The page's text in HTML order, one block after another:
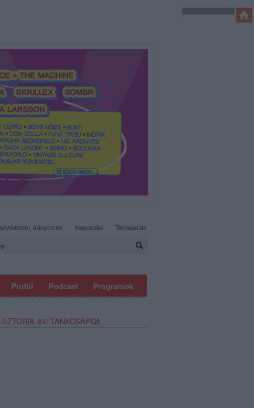
Profül Podcast Programok
irányelvek Kapcsolat Támogatás
SZTORIK #4: TANKCSAPDA